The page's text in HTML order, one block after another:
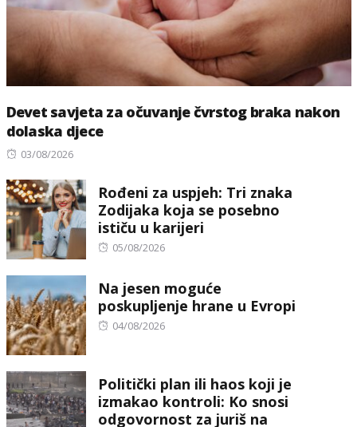
Devet savjeta za očuvanje čvrstog braka nakon
dolaska djece
Posted
03/08/2026
Rođeni za uspjeh: Tri znaka
Zodijaka koja se posebno
ističu u karijeri
Posted
05/08/2026
Na jesen moguće
poskupljenje hrane u Evropi
Posted
04/08/2026
Politički plan ili haos koji je
izmakao kontroli: Ko snosi
odgovornost za juriš na